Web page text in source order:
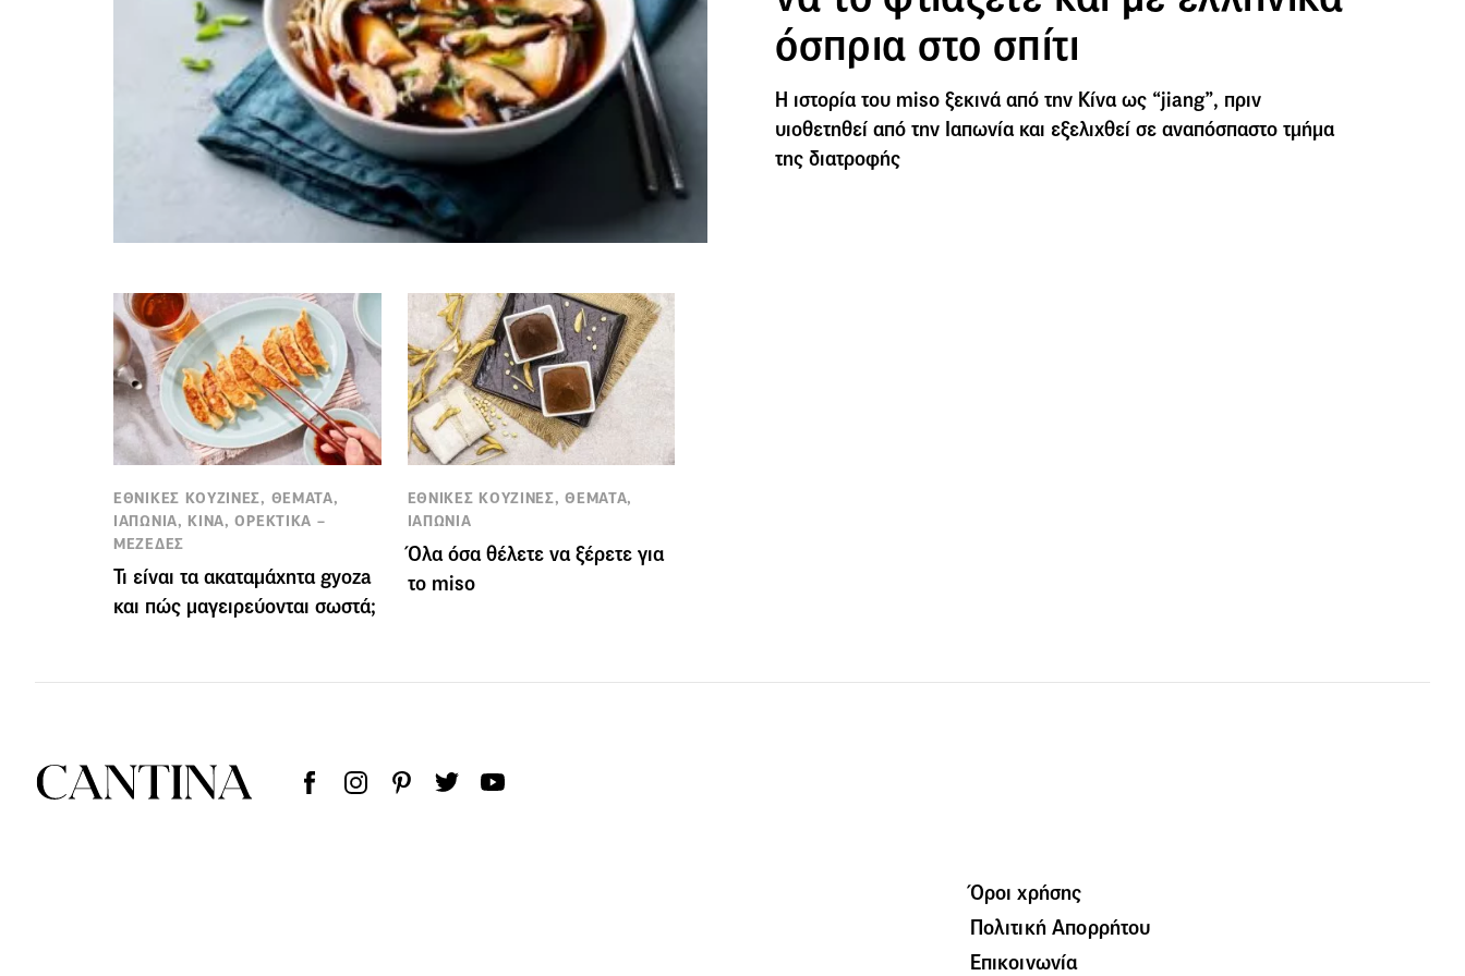
όσπρια στο σπίτι
Η ιστορία του miso ξεκινά από την Κίνα ως “jiang”, πριν
υιοθετηθεί από την Ιαπωνία και εξελιχθεί σε αναπόσπαστο τμήμα
της διατροφής
ΕΘΝΙΚΕΣ ΚΟΥΖΙΝΕΣ, ΘΕΜΑΤΑ,
ΙΑΠΩΝΙΑ, ΚΙΝΑ, ΟΡΕΚΤΙΚΑ –
ΜΕΖΕΔΕΣ
Τι είναι τα ακαταμάχητα gyoza
και πώς μαγειρεύονται σωστά;
ΕΘΝΙΚΕΣ ΚΟΥΖΙΝΕΣ, ΘΕΜΑΤΑ,
ΙΑΠΩΝΙΑ
Όλα όσα θέλετε να ξέρετε για
το miso
Όροι χρήσης
Πολιτική Απορρήτου
Επικοινωνία